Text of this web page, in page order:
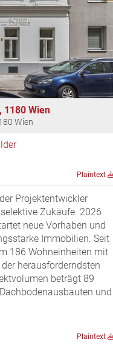
1180 Wien
Wien
Plaintext
Projektentwickler
Zukäufe. 2026
neue Vorhaben und
Immobilien. Seit
186 Wohneinheiten mit
herausforderndsten
beträgt 89
und
Plaintext